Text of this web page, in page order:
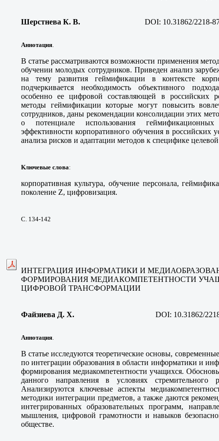
Шерстнева К. В. DOI: 10.31862/2218-
Аннотация
В статье рассматриваются возможности применения
обучении молодых сотрудников. Приведен анализ
на тему развития геймификации в контексте
подчеркивается необходимость объективного
особенно ее цифровой составляющей в российских
методы геймификации которые могут повысить
сотрудников, даны рекомендации консолидации этих
о потенциале использования
эффективности корпоративного обучения в российских
анализа рисков и адаптации методов к специфике
Ключевые слова:
корпоративная культура, обучение персонала,
поколение Z, цифровизация.
С. 134-142
ИНТЕГРАЦИЯ ИНФОРМАТИКИ И
ФОРМИРОВАНИЯ МЕДИАКОМПЕТЕНТНОСТИ
ЦИФРОВОЙ ТРАНСФОРМАЦИИ
Файзиева Д. Х. DOI: 10.31862/
Аннотация
В статье исследуются теоретические основы,
по интеграции образования в области информатики и
формирования медиакомпетентности учащихся.
данного направления в условиях стремительного
Анализируются ключевые аспекты
методики интеграции предметов, а также даются
интегрированных образовательных программ,
мышления, цифровой грамотности и навыков
обществе.